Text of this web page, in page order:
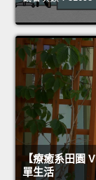
【療癒系田園
單生活